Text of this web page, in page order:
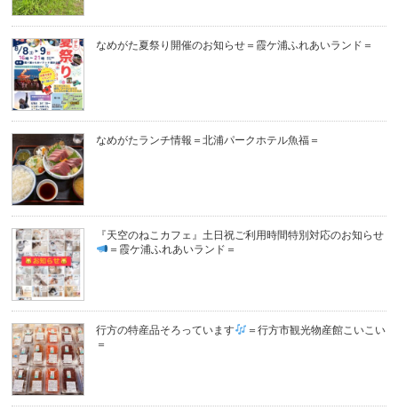
なめがた夏祭り開催のお知らせ＝霞ケ浦ふれあいランド＝
なめがたランチ情報＝北浦パークホテル魚福＝
『天空のねこカフェ』土日祝ご利用時間特別対応のお知らせ
＝霞ケ浦ふれあいランド＝
行方の特産品そろっています
＝行方市観光物産館こいこい
＝